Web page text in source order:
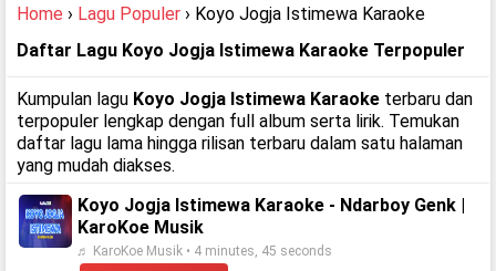
Home › Lagu Populer › Koyo Jogja Istimewa Karaoke
Daftar Lagu Koyo Jogja Istimewa Karaoke Terpopuler
Kumpulan lagu Koyo Jogja Istimewa Karaoke terbaru dan
terpopuler lengkap dengan full album serta lirik. Temukan
daftar lagu lama hingga rilisan terbaru dalam satu halaman
yang mudah diakses.
Koyo Jogja Istimewa Karaoke - Ndarboy Genk |
KaroKoe Musik
♬ KaroKoe Musik • 4 minutes, 45 seconds